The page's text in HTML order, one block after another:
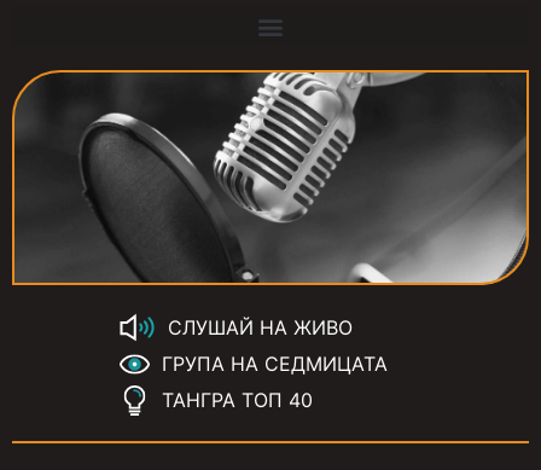
СЛУШАЙ НА ЖИВО
ГРУПА НА СЕДМИЦАТА
ТАНГРА ТОП 40